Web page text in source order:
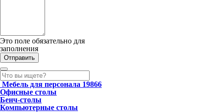
Это поле обязательно для
заполнения
Мебель для персонала 19866
Офисные столы
Бенч-столы
Компьютерные столы